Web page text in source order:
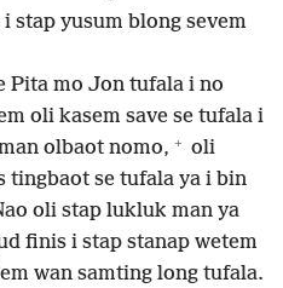
i stap yusum blong sevem
Pita mo Jon tufala i no
oli kasem save se tufala i
olbaot nomo, + oli
tingbaot se tufala ya i bin
oli stap lukluk man ya
finis i stap stanap wetem
wan samting long tufala.